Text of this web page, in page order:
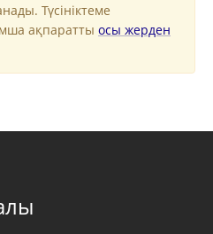
Түсініктеме
ақпаратты осы жерден